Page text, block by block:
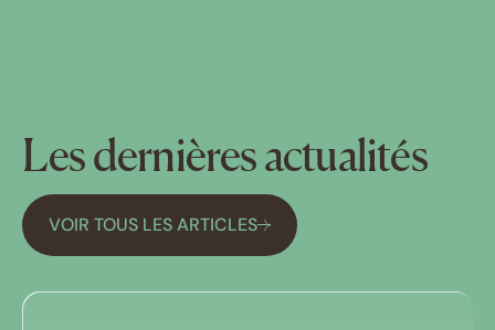
Les dernières actualités
VOIR TOUS LES ARTICLES